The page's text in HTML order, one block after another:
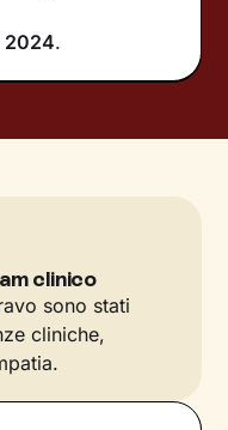
2024.
clinico
sono stati
cliniche,